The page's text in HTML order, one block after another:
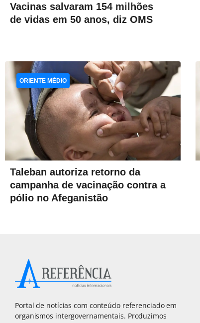
Vacinas salvaram 154 milhões
de vidas em 50 anos, diz OMS
Taleban autoriza retorno da
campanha de vacinação contra a
pólio no Afeganistão
ORIENTE MÉDIO
Portal de notícias com conteúdo referenciado em
organismos intergovernamentais. Produzimos